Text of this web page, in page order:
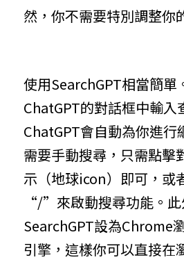
然，你不需要特別調整你
使用SearchGPT相當簡單
ChatGPT的對話框中輸入
ChatGPT會自動為你進行
需要手動搜尋，只需點擊
示（地球icon）即可，或
“/”來啟動搜尋功能。
SearchGPT設為Chrome
引擎，這樣你可以直接在